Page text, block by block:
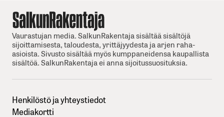
Vaurastujan media. SalkunRakentaja sisältää sisältöjä
sijoittamisesta, taloudesta, yrittäjyydesta ja arjen raha-
asioista. Sivusto sisältää myös kumppaneidensa kaupallista
sisältöä. SalkunRakentaja ei anna sijoitussuosituksia.
Henkilöstö ja yhteystiedot
Mediakortti